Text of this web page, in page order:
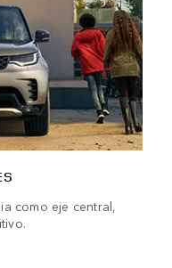
como eje central,